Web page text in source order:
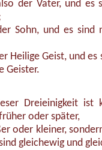
der Vater, und es
Sohn, und es sind
Heilige Geist, und es
Geister.
Dreieinigkeit ist
oder später,
oder kleiner,
gleichewig und